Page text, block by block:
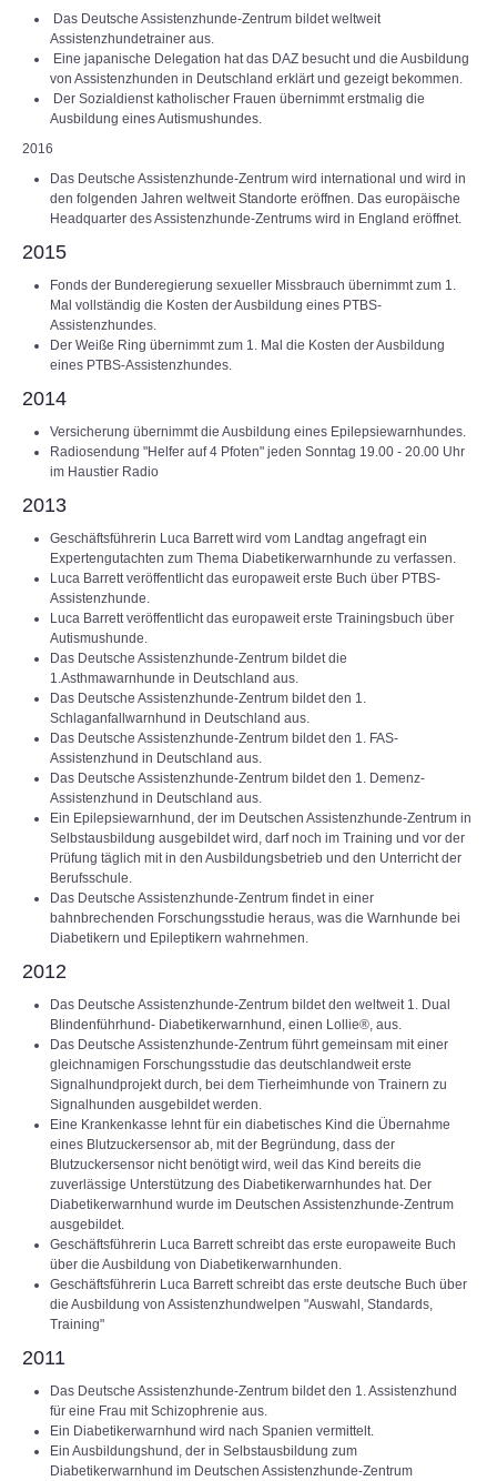
Das Deutsche Assistenzhunde-Zentrum bildet weltweit
Assistenzhundetrainer aus.
Eine japanische Delegation hat das DAZ besucht und die Ausbildung
von Assistenzhunden in Deutschland erklärt und gezeigt bekommen.
Der Sozialdienst katholischer Frauen übernimmt erstmalig die
Ausbildung eines Autismushundes.
2016
Das Deutsche Assistenzhunde-Zentrum wird international und wird in
den folgenden Jahren weltweit Standorte eröffnen. Das europäische
Headquarter des Assistenzhunde-Zentrums wird in England eröffnet.
2015
Fonds der Bunderegierung sexueller Missbrauch übernimmt zum 1.
Mal vollständig die Kosten der Ausbildung eines PTBS-
Assistenzhundes.
Der Weiße Ring übernimmt zum 1. Mal die Kosten der Ausbildung
eines PTBS-Assistenzhundes.
2014
Versicherung übernimmt die Ausbildung eines Epilepsiewarnhundes.
Radiosendung "Helfer auf 4 Pfoten" jeden Sonntag 19.00 - 20.00 Uhr
im Haustier Radio
2013
Geschäftsführerin Luca Barrett wird vom Landtag angefragt ein
Expertengutachten zum Thema Diabetikerwarnhunde zu verfassen.
Luca Barrett veröffentlicht das europaweit erste Buch über PTBS-
Assistenzhunde.
Luca Barrett veröffentlicht das europaweit erste Trainingsbuch über
Autismushunde.
Das Deutsche Assistenzhunde-Zentrum bildet die
1.Asthmawarnhunde in Deutschland aus.
Das Deutsche Assistenzhunde-Zentrum bildet den 1.
Schlaganfallwarnhund in Deutschland aus.
Das Deutsche Assistenzhunde-Zentrum bildet den 1. FAS-
Assistenzhund in Deutschland aus.
Das Deutsche Assistenzhunde-Zentrum bildet den 1. Demenz-
Assistenzhund in Deutschland aus.
Ein Epilepsiewarnhund, der im Deutschen Assistenzhunde-Zentrum in
Selbstausbildung ausgebildet wird, darf noch im Training und vor der
Prüfung täglich mit in den Ausbildungsbetrieb und den Unterricht der
Berufsschule.
Das Deutsche Assistenzhunde-Zentrum findet in einer
bahnbrechenden Forschungsstudie heraus, was die Warnhunde bei
Diabetikern und Epileptikern wahrnehmen.
2012
Das Deutsche Assistenzhunde-Zentrum bildet den weltweit 1. Dual
Blindenführhund- Diabetikerwarnhund, einen Lollie®, aus.
Das Deutsche Assistenzhunde-Zentrum führt gemeinsam mit einer
gleichnamigen Forschungsstudie das deutschlandweit erste
Signalhundprojekt durch, bei dem Tierheimhunde von Trainern zu
Signalhunden ausgebildet werden.
Eine Krankenkasse lehnt für ein diabetisches Kind die Übernahme
eines Blutzuckersensor ab, mit der Begründung, dass der
Blutzuckersensor nicht benötigt wird, weil das Kind bereits die
zuverlässige Unterstützung des Diabetikerwarnhundes hat. Der
Diabetikerwarnhund wurde im Deutschen Assistenzhunde-Zentrum
ausgebildet.
Geschäftsführerin Luca Barrett schreibt das erste europaweite Buch
über die Ausbildung von Diabetikerwarnhunden.
Geschäftsführerin Luca Barrett schreibt das erste deutsche Buch über
die Ausbildung von Assistenzhundwelpen "Auswahl, Standards,
Training"
2011
Das Deutsche Assistenzhunde-Zentrum bildet den 1. Assistenzhund
für eine Frau mit Schizophrenie aus.
Ein Diabetikerwarnhund wird nach Spanien vermittelt.
Ein Ausbildungshund, der in Selbstausbildung zum
Diabetikerwarnhund im Deutschen Assistenzhunde-Zentrum